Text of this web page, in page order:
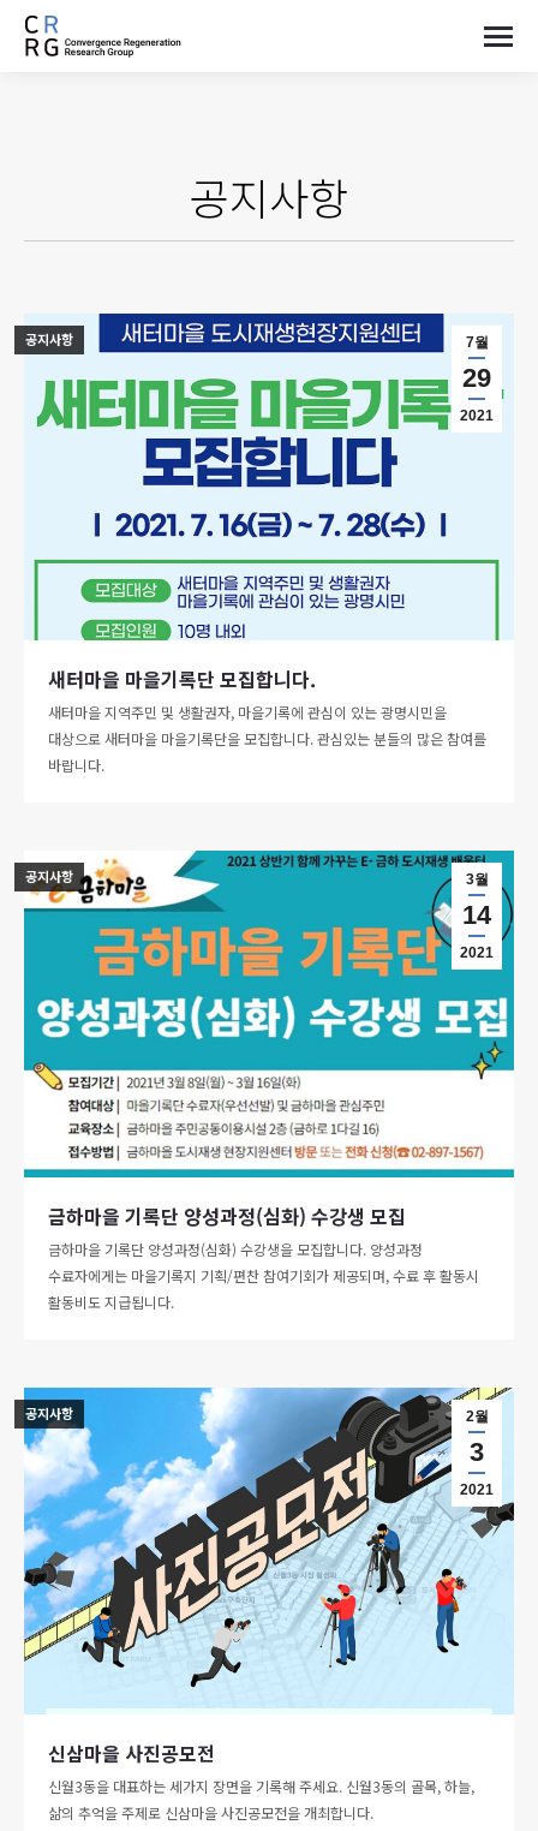
공지사항
7월
29
2021
공지사항
새터마을 마을기록단 모집합니다.
새터마을 지역주민 및 생활권자, 마을기록에 관심이 있는 광명시민을
대상으로 새터마을 마을기록단을 모집합니다. 관심있는 분들의 많은 참여를
바랍니다.
3월
14
2021
공지사항
금하마을 기록단 양성과정(심화) 수강생 모집
금하마을 기록단 양성과정(심화) 수강생을 모집합니다. 양성과정
수료자에게는 마을기록지 기획/편찬 참여기회가 제공되며, 수료 후 활동시
활동비도 지급됩니다.
2월
3
2021
공지사항
신삼마을 사진공모전
신월3동을 대표하는 세가지 장면을 기록해 주세요. 신월3동의 골목, 하늘,
삶의 추억을 주제로 신삼마을 사진공모전을 개최합니다.